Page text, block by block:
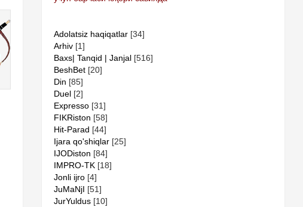
Adolatsiz haqiqatlar [34]
Arhiv [1]
Baxs| Tanqid | Janjal [516]
BeshBet [20]
Din [85]
Duel [2]
Expresso [31]
FIKRiston [58]
Hit-Parad [44]
Ijara qo'shiqlar [25]
IJODiston [84]
IMPRO-TK [18]
Jonli ijro [4]
JuMaNjI [51]
JurYuldus [10]